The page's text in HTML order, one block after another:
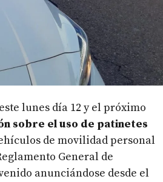
lunes día 12 y el próximo
sobre el uso de patinetes
de movilidad personal
General de
anunciándose desde el